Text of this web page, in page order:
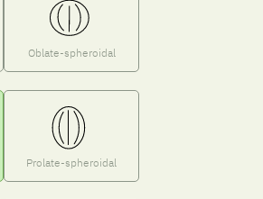
Oblate-spheroidal
Prolate-spheroidal